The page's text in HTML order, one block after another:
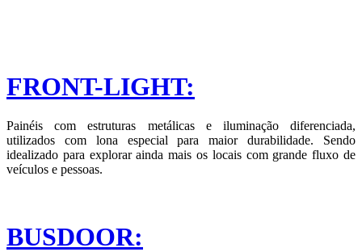
FRONT-LIGHT:
Painéis com estruturas metálicas e iluminação diferenciada,
utilizados com lona especial para maior durabilidade. Sendo
idealizado para explorar ainda mais os locais com grande fluxo de
veículos e pessoas.
BUSDOOR: